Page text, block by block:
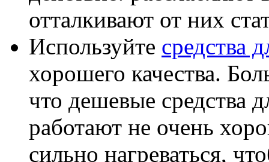
отталкивают от них
Используйте средства
хорошего качества.
что дешевые средства
работают не очень
сильно нагреваться,